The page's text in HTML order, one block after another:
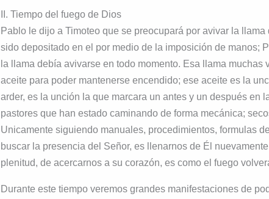
II. Tiempo del fuego de Dios
Pablo le dijo a Timoteo que se preocupará por avivar la
sido depositado en el por medio de la imposición de manos;
la llama debía avivarse en todo momento. Esa llama muchas
aceite para poder mantenerse encendido; ese aceite es la
arder, es la unción la que marcara un antes y un después en
pastores que han estado caminando de forma mecánica;
Unicamente siguiendo manuales, procedimientos, formulas
buscar la presencia del Señor, es llenarnos de Él
plenitud, de acercarnos a su corazón, es como el fuego
Durante este tiempo veremos grandes manifestaciones de